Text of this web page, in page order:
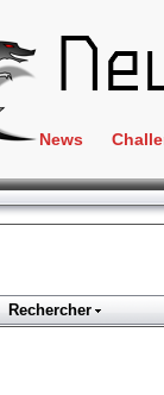
News
Rechercher